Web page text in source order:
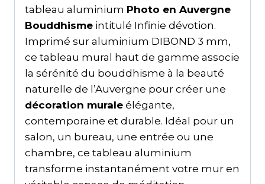
tableau aluminium Photo en Auvergne
Bouddhisme intitulé Infinie dévotion.
Imprimé sur aluminium DIBOND 3 mm,
ce tableau mural haut de gamme associe
la sérénité du bouddhisme à la beauté
naturelle de l’Auvergne pour créer une
décoration murale élégante,
contemporaine et durable. Idéal pour un
salon, un bureau, une entrée ou une
chambre, ce tableau aluminium
transforme instantanément votre mur en